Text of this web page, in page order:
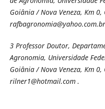
Goiânia / Nova Veneza, Km
3 Professor Doutor,
Agronomia, Universidade
Goiânia / Nova Veneza, Km
rilner1@hotmail.com .